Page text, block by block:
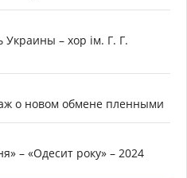
Украины – хор ім. Г. Г.
о новом обмене пленными
– «Одесит року» – 2024